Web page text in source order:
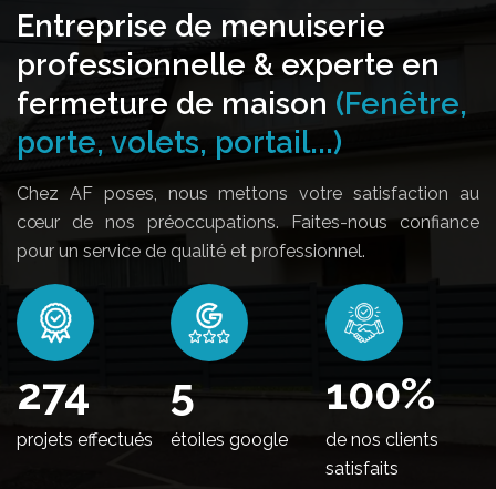
Entreprise de menuiserie
professionnelle & experte en
fermeture de maison (Fenêtre,
porte, volets, portail...)
Chez AF poses, nous mettons votre satisfaction au
cœur de nos préoccupations. Faites-nous confiance
pour un service de qualité et professionnel.
330
projets effectués
5
étoiles google
100%
de nos clients
satisfaits